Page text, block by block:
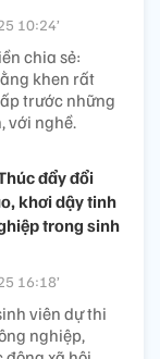
10:24’
chia sẻ:
khen rất
trước những
với nghề.
đẩy đổi
khơi dậy tinh
trong sinh
16:18’
viên dự thi
nghiệp,